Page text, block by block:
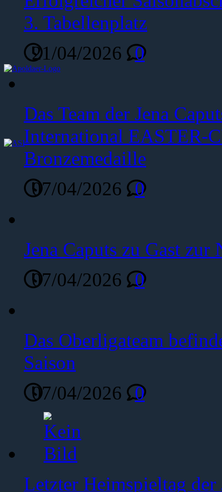
3. Tabellenplatz
21/04/2026
0
Das Team der Jena
International EASTER-
Bronzemedaille
07/04/2026
0
Jena Caputs zu Gast zur
07/04/2026
0
Das Oberligateam
Saison
07/04/2026
0
Letzter Heimspieltag der